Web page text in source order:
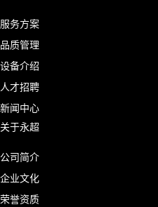
服务方案
品质管理
设备介绍
人才招聘
新闻中心
关于永超
公司简介
企业文化
荣誉资质